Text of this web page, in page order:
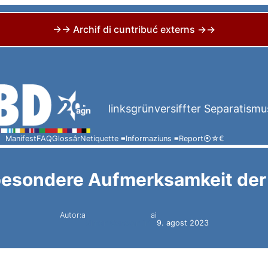
→→ Archif di cuntribuć externs →→
linksgrünversiffter
ManifestFAQGlossârNetiquette ≡Informaziuns ≡Report⦿☆€
Aufmerksamkeit
Autor:a
ai
9. agost 2023